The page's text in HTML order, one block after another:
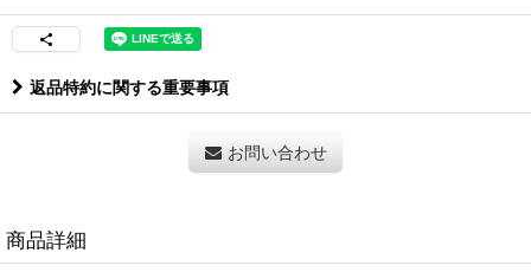
返品特約に関する重要事項
お問い合わせ
商品詳細